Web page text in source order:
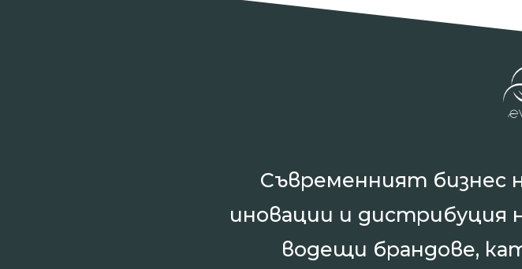
Съвременният бизнес
иновации и дистрибуция
водещи брандове,